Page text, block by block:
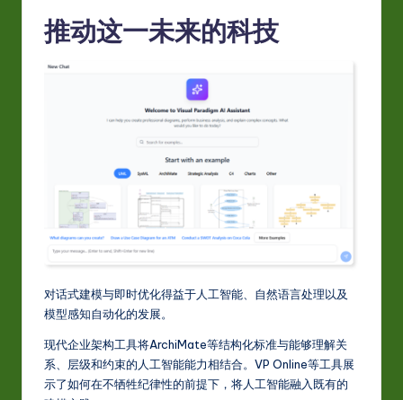
推动这一未来的科技
对话式建模与即时优化得益于人工智能、自然语言处理以及
模型感知自动化的发展。
现代企业架构工具将ArchiMate等结构化标准与能够理解关
系、层级和约束的人工智能能力相结合。VP Online等工具展
示了如何在不牺牲纪律性的前提下，将人工智能融入既有的